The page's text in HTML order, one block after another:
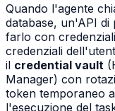
Quando l'agente
database, un'API di
farlo con
credenziali
il credential vault
Manager) con
token temporaneo
l'esecuzione del